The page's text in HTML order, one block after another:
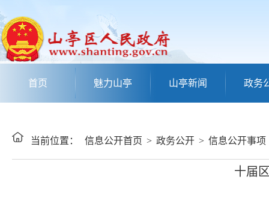
首页 魅力山亭 山亭新闻 政务
当前位置： 信息公开首页 > 政务公开 > 信息公开事项
十届